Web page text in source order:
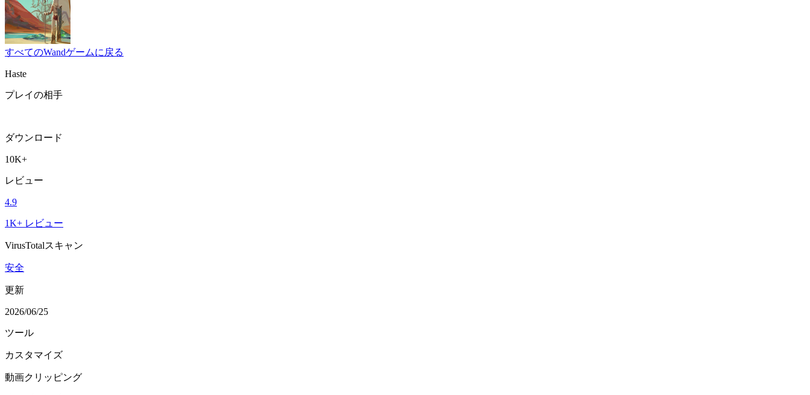
すべてのWandゲームに戻る
Haste
プレイの相手
ダウンロード
10K+
レビュー
4.9
1K+ レビュー
VirusTotalスキャン
安全
更新
2026/06/25
ツール
カスタマイズ
動画クリッピング